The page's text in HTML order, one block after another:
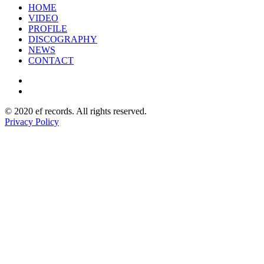
HOME
VIDEO
PROFILE
DISCOGRAPHY
NEWS
CONTACT
© 2020 ef records. All rights reserved.
Privacy Policy